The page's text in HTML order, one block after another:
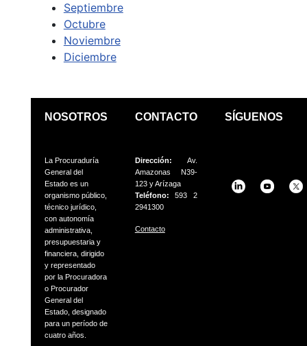
Septiembre
Octubre
Noviembre
Diciembre
NOSOTROS
La Procuraduría
General del
Estado es un
organismo público,
técnico jurídico,
con autonomía
administrativa,
presupuestaria y
financiera, dirigido
y representado
por la Procuradora
o Procurador
General del
Estado, designado
para un período de
cuatro años.
CONTACTO
Dirección: Av.
Amazonas N39-
123 y Arízaga
Teléfono:593 2
2941300
Contacto
SÍGUENOS